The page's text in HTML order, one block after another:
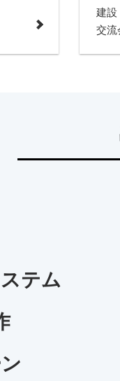
建設
交流
テム